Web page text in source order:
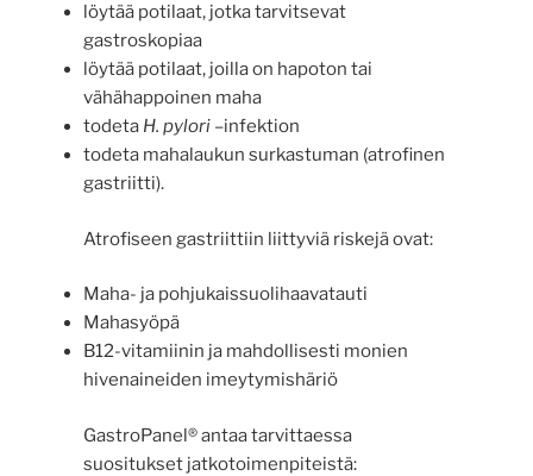
löytää potilaat, jotka tarvitsevat
gastroskopiaa
löytää potilaat, joilla on hapoton tai
vähähappoinen maha
todeta H. pylori–infektion
todeta mahalaukun surkastuman (atrofinen
gastriitti).
Atrofiseen gastriittiin liittyviä riskejä ovat:
Maha- ja pohjukaissuolihaavatauti
Mahasyöpä
B12-vitamiinin ja mahdollisesti monien
hivenaineiden imeytymishäriö
GastroPanel® antaa tarvittaessa
suositukset jatkotoimenpiteistä: